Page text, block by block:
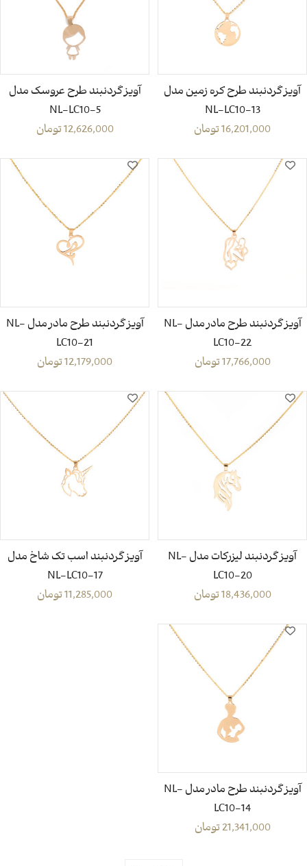
آویز گردنبند طرح کره زمین مدل
NL-LC10-13
16,201,000تومان
آویز گردنبند طرح عروسک مدل
NL-LC10-5
12,626,000تومان
آویز گردنبند طرح مادر مدل NL-
LC10-22
17,766,000تومان
آویز گردنبند طرح مادر مدل NL-
LC10-21
12,179,000تومان
آویز گردنبند لیزرکات مدل NL-
LC10-20
18,436,000تومان
آویز گردنبند اسب تک شاخ مدل
NL-LC10-17
11,285,000تومان
آویز گردنبند طرح مادر مدل NL-
LC10-14
21,341,000تومان